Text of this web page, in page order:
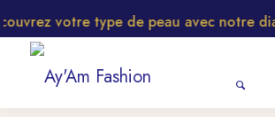
votre type de peau avec notre